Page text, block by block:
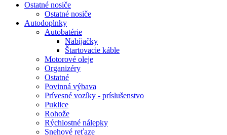
Ostatné nosiče
Ostatné nosiče
Autodoplnky
Autobatérie
Nabíjačky
Štartovacie káble
Motorové oleje
Organizéry
Ostatné
Povinná výbava
Prívesné vozíky - príslušenstvo
Puklice
Rohože
Rýchlostné nálepky
Snehové reťaze